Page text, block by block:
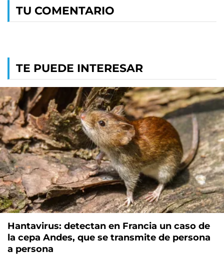
TU COMENTARIO
TE PUEDE INTERESAR
Hantavirus: detectan en Francia un caso de
la cepa Andes, que se transmite de persona
a persona